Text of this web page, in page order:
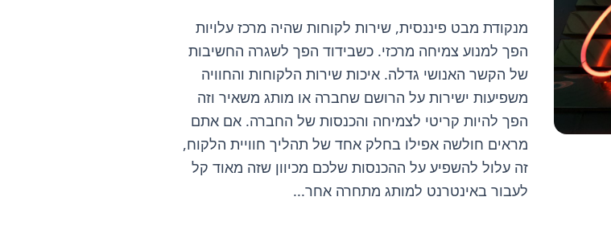
מנקודת מבט פיננסית, שירות לקוחות שהיה מרכז עלויות
הפך למנוע צמיחה מרכזי. כשבידוד הפך לשגרה החשיבות
של הקשר האנושי גדלה. איכות שירות הלקוחות והחוויה
משפיעות ישירות על הרושם שחברה או מותג משאיר וזה
הפך להיות קריטי לצמיחה והכנסות של החברה. אם אתם
מראים חולשה אפילו בחלק אחד של תהליך חוויית הלקוח,
זה עלול להשפיע על ההכנסות שלכם מכיוון שזה מאוד קל
לעבור באינטרנט למותג מתחרה אחר...